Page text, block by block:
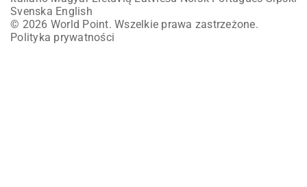
Svenska English
© 2026 World Point. Wszelkie prawa zastrzeżone.
Polityka prywatności